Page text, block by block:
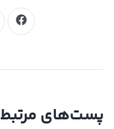
پست‌های مرتبط